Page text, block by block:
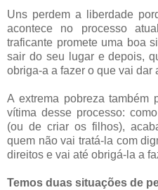
Uns perdem a liberdade
acontece no processo
traficante promete uma boa
sair do seu lugar e depois,
obriga-a a fazer o que vai dar
A extrema pobreza também
vítima desse processo:
(ou de criar os filhos),
quem não vai tratá-la com
direitos e vai até obrigá-la a
Temos duas situações de